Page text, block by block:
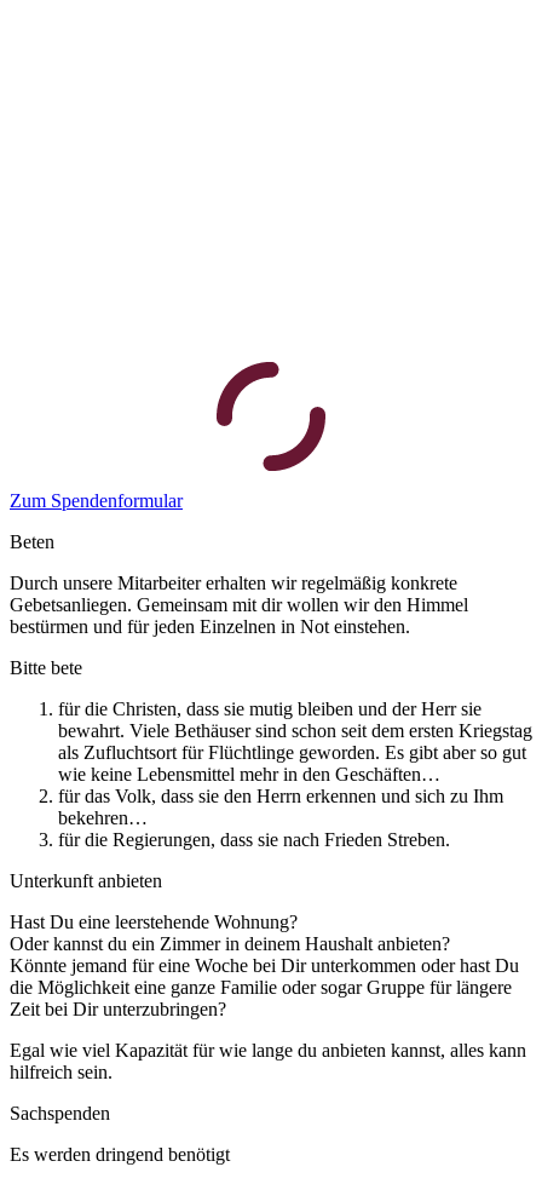
Zum Spendenformular
Beten
Durch unsere Mitarbeiter erhalten wir regelmäßig konkrete
Gebetsanliegen. Gemeinsam mit dir wollen wir den Himmel
bestürmen und für jeden Einzelnen in Not einstehen.
Bitte bete
für die Christen, dass sie mutig bleiben und der Herr sie
bewahrt. Viele Bethäuser sind schon seit dem ersten Kriegstag
als Zufluchtsort für Flüchtlinge geworden. Es gibt aber so gut
wie keine Lebensmittel mehr in den Geschäften…
für das Volk, dass sie den Herrn erkennen und sich zu Ihm
bekehren…
für die Regierungen, dass sie nach Frieden Streben.
Unterkunft anbieten
Hast Du eine leerstehende Wohnung?
Oder kannst du ein Zimmer in deinem Haushalt anbieten?
Könnte jemand für eine Woche bei Dir unterkommen oder hast Du
die Möglichkeit eine ganze Familie oder sogar Gruppe für längere
Zeit bei Dir unterzubringen?
Egal wie viel Kapazität für wie lange du anbieten kannst, alles kann
hilfreich sein.
Sachspenden
Es werden dringend benötigt